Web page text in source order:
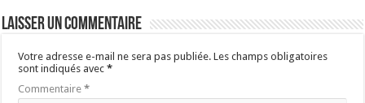
Laisser un commentaire
Votre adresse e-mail ne sera pas publiée. Les champs obligatoires
sont indiqués avec*
Commentaire*